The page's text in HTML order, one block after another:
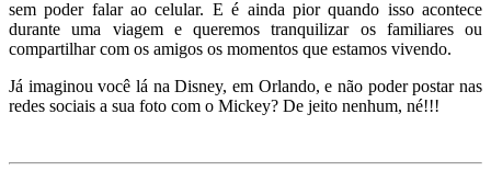
sem poder falar ao celular. E é ainda pior quando isso acontece
durante uma viagem e queremos tranquilizar os familiares ou
compartilhar com os amigos os momentos que estamos vivendo.
Já imaginou você lá na Disney, em Orlando, e não poder postar nas
redes sociais a sua foto com o Mickey? De jeito nenhum, né!!!